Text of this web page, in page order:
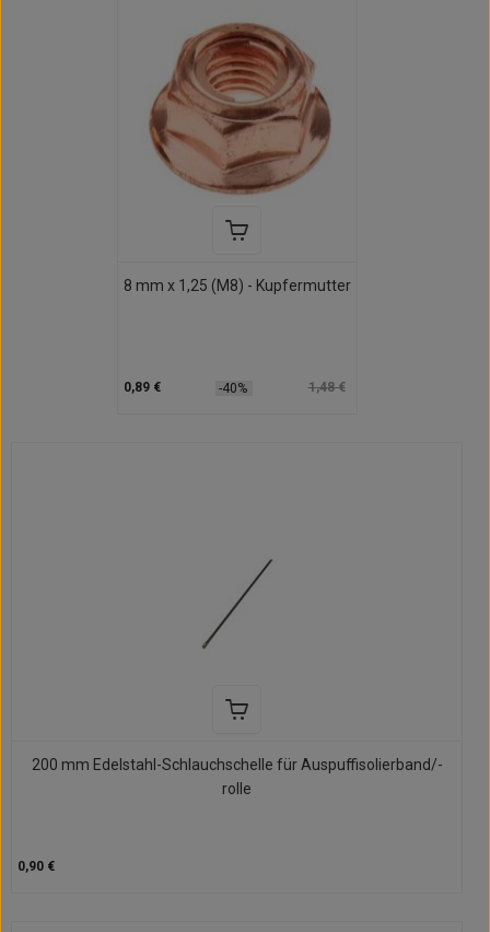
8 mm x 1,25 (M8) - Kupfermutter
0,89 € -40% 1,48 €
200 mm Edelstahl-Schlauchschelle für Auspuffisolierband/-
rolle
0,90 €